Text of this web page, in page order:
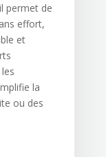
permet de
effort,
et
la
ou des